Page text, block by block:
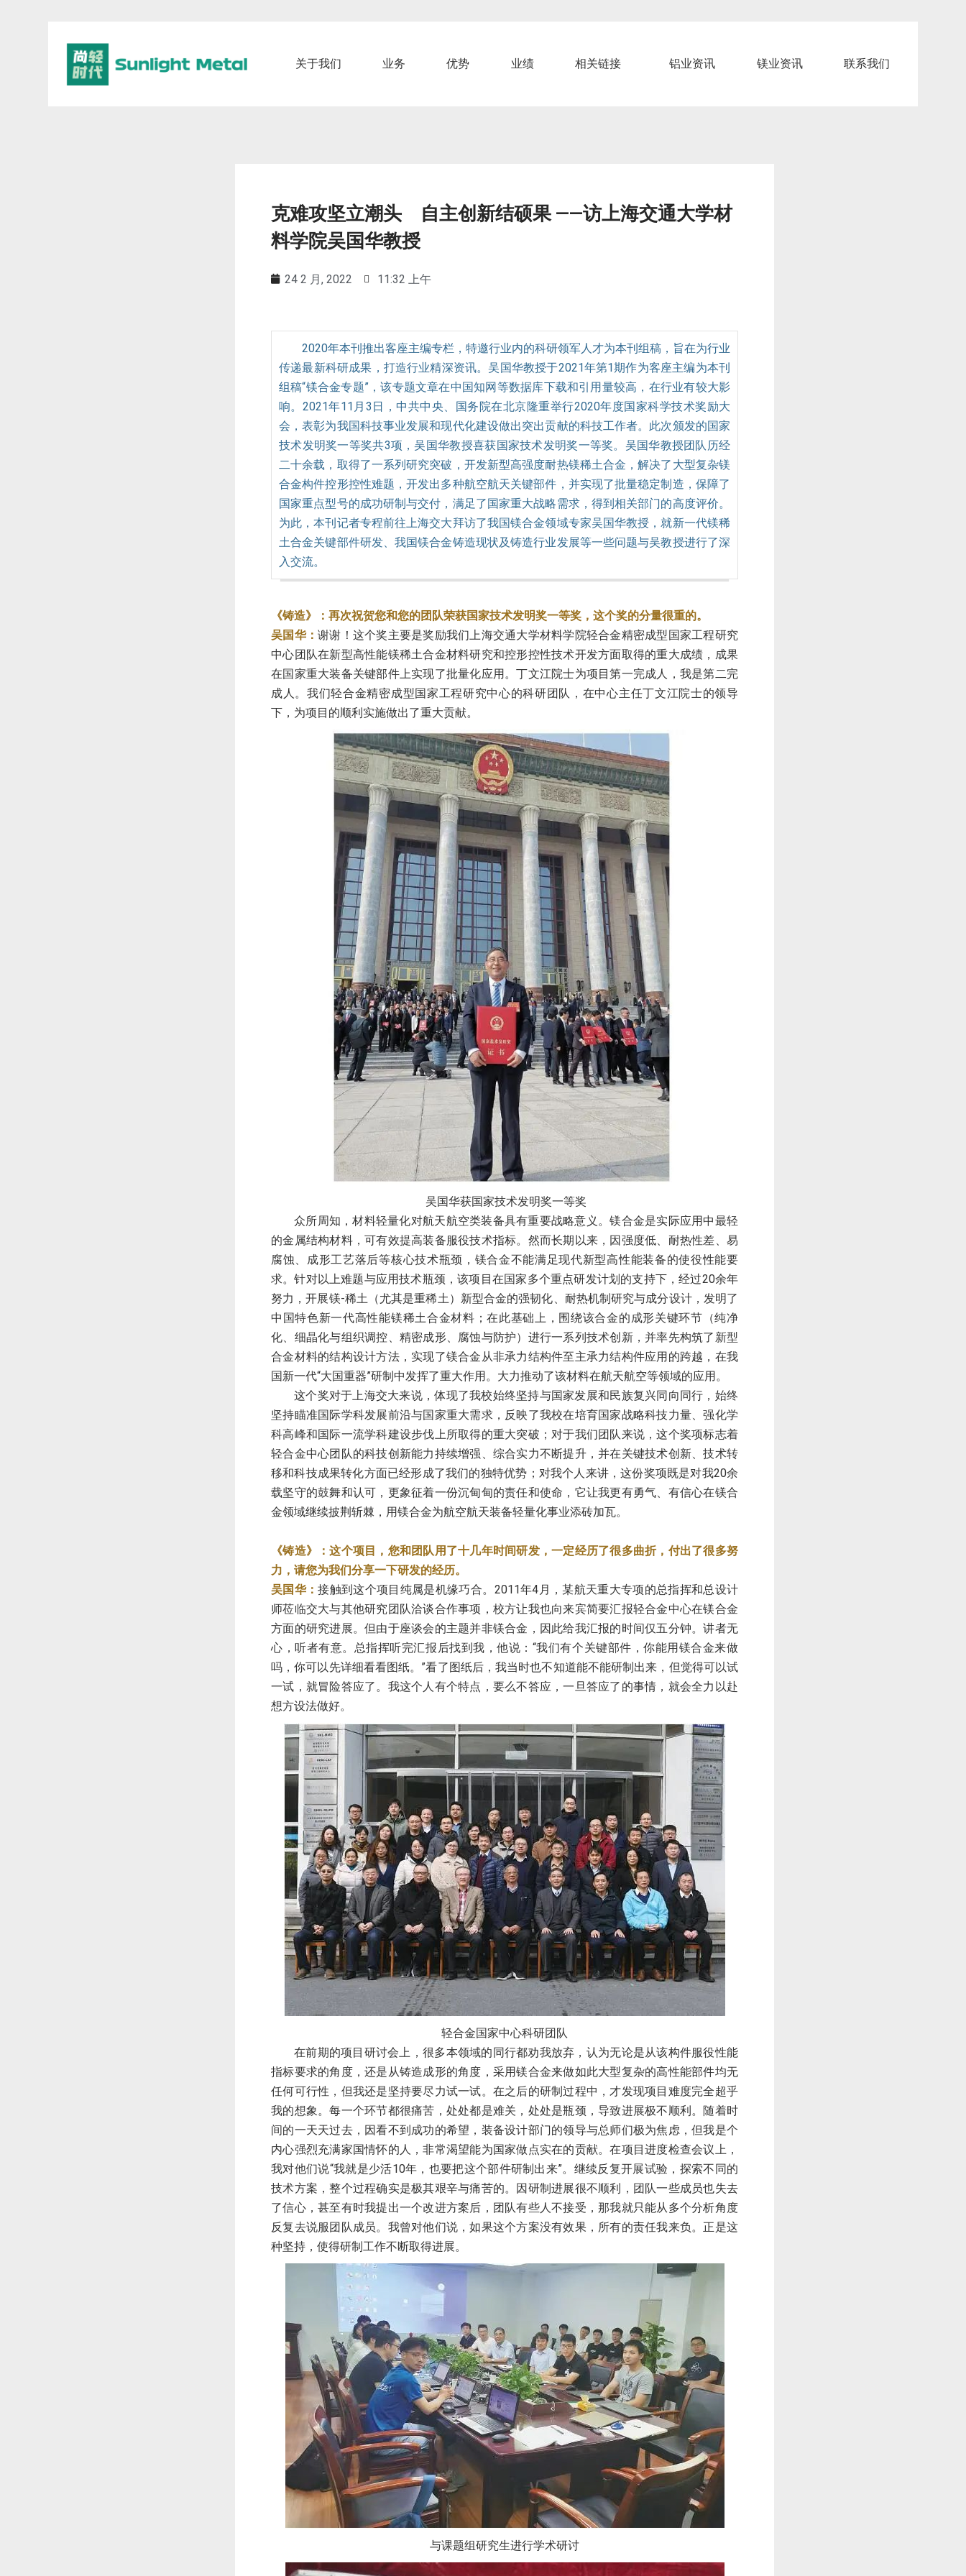
关于我们 业务 优势 业绩 相关链接 铝业资讯 镁业资讯 联系我们
克难攻坚立潮头 自主创新结硕果 ——访上海交通大学材
料学院吴国华教授
24 2 月, 2022 11:32 上午
2020年本刊推出客座主编专栏，特邀行业内的科研领军人才为本刊组稿，旨在为行业
传递最新科研成果，打造行业精深资讯。吴国华教授于2021年第1期作为客座主编为本刊
组稿“镁合金专题”，该专题文章在中国知网等数据库下载和引用量较高，在行业有较大影
响。2021年11月3日，中共中央、国务院在北京隆重举行2020年度国家科学技术奖励大
会，表彰为我国科技事业发展和现代化建设做出突出贡献的科技工作者。此次颁发的国家
技术发明奖一等奖共3项，吴国华教授喜获国家技术发明奖一等奖。吴国华教授团队历经
二十余载，取得了一系列研究突破，开发新型高强度耐热镁稀土合金，解决了大型复杂镁
合金构件控形控性难题，开发出多种航空航天关键部件，并实现了批量稳定制造，保障了
国家重点型号的成功研制与交付，满足了国家重大战略需求，得到相关部门的高度评价。
为此，本刊记者专程前往上海交大拜访了我国镁合金领域专家吴国华教授，就新一代镁稀
土合金关键部件研发、我国镁合金铸造现状及铸造行业发展等一些问题与吴教授进行了深
入交流。
《铸造》：再次祝贺您和您的团队荣获国家技术发明奖一等奖，这个奖的分量很重的。
吴国华：谢谢！这个奖主要是奖励我们上海交通大学材料学院轻合金精密成型国家工程研究
中心团队在新型高性能镁稀土合金材料研究和控形控性技术开发方面取得的重大成绩，成果
在国家重大装备关键部件上实现了批量化应用。丁文江院士为项目第一完成人，我是第二完
成人。我们轻合金精密成型国家工程研究中心的科研团队，在中心主任丁文江院士的领导
下，为项目的顺利实施做出了重大贡献。
吴国华获国家技术发明奖一等奖
众所周知，材料轻量化对航天航空类装备具有重要战略意义。镁合金是实际应用中最轻
的金属结构材料，可有效提高装备服役技术指标。然而长期以来，因强度低、耐热性差、易
腐蚀、成形工艺落后等核心技术瓶颈，镁合金不能满足现代新型高性能装备的使役性能要
求。针对以上难题与应用技术瓶颈，该项目在国家多个重点研发计划的支持下，经过20余年
努力，开展镁-稀土（尤其是重稀土）新型合金的强韧化、耐热机制研究与成分设计，发明了
中国特色新一代高性能镁稀土合金材料；在此基础上，围绕该合金的成形关键环节（纯净
化、细晶化与组织调控、精密成形、腐蚀与防护）进行一系列技术创新，并率先构筑了新型
合金材料的结构设计方法，实现了镁合金从非承力结构件至主承力结构件应用的跨越，在我
国新一代“大国重器”研制中发挥了重大作用。大力推动了该材料在航天航空等领域的应用。
这个奖对于上海交大来说，体现了我校始终坚持与国家发展和民族复兴同向同行，始终
坚持瞄准国际学科发展前沿与国家重大需求，反映了我校在培育国家战略科技力量、强化学
科高峰和国际一流学科建设步伐上所取得的重大突破；对于我们团队来说，这个奖项标志着
轻合金中心团队的科技创新能力持续增强、综合实力不断提升，并在关键技术创新、技术转
移和科技成果转化方面已经形成了我们的独特优势；对我个人来讲，这份奖项既是对我20余
载坚守的鼓舞和认可，更象征着一份沉甸甸的责任和使命，它让我更有勇气、有信心在镁合
金领域继续披荆斩棘，用镁合金为航空航天装备轻量化事业添砖加瓦。
《铸造》：这个项目，您和团队用了十几年时间研发，一定经历了很多曲折，付出了很多努
力，请您为我们分享一下研发的经历。
吴国华：接触到这个项目纯属是机缘巧合。2011年4月，某航天重大专项的总指挥和总设计
师莅临交大与其他研究团队洽谈合作事项，校方让我也向来宾简要汇报轻合金中心在镁合金
方面的研究进展。但由于座谈会的主题并非镁合金，因此给我汇报的时间仅五分钟。讲者无
心，听者有意。总指挥听完汇报后找到我，他说：“我们有个关键部件，你能用镁合金来做
吗，你可以先详细看看图纸。”看了图纸后，我当时也不知道能不能研制出来，但觉得可以试
一试，就冒险答应了。我这个人有个特点，要么不答应，一旦答应了的事情，就会全力以赴
想方设法做好。
轻合金国家中心科研团队
在前期的项目研讨会上，很多本领域的同行都劝我放弃，认为无论是从该构件服役性能
指标要求的角度，还是从铸造成形的角度，采用镁合金来做如此大型复杂的高性能部件均无
任何可行性，但我还是坚持要尽力试一试。在之后的研制过程中，才发现项目难度完全超乎
我的想象。每一个环节都很痛苦，处处都是难关，处处是瓶颈，导致进展极不顺利。随着时
间的一天天过去，因看不到成功的希望，装备设计部门的领导与总师们极为焦虑，但我是个
内心强烈充满家国情怀的人，非常渴望能为国家做点实在的贡献。在项目进度检查会议上，
我对他们说“我就是少活10年，也要把这个部件研制出来”。继续反复开展试验，探索不同的
技术方案，整个过程确实是极其艰辛与痛苦的。因研制进展很不顺利，团队一些成员也失去
了信心，甚至有时我提出一个改进方案后，团队有些人不接受，那我就只能从多个分析角度
反复去说服团队成员。我曾对他们说，如果这个方案没有效果，所有的责任我来负。正是这
种坚持，使得研制工作不断取得进展。
与课题组研究生进行学术研讨